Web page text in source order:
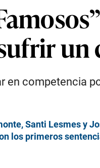
en competencia
Santi Lesmes y
los primeros